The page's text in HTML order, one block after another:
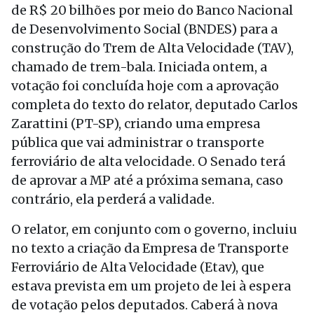
de R$ 20 bilhões por meio do Banco Nacional
de Desenvolvimento Social (BNDES) para a
construção do Trem de Alta Velocidade (TAV),
chamado de trem-bala. Iniciada ontem, a
votação foi concluída hoje com a aprovação
completa do texto do relator, deputado Carlos
Zarattini (PT-SP), criando uma empresa
pública que vai administrar o transporte
ferroviário de alta velocidade. O Senado terá
de aprovar a MP até a próxima semana, caso
contrário, ela perderá a validade.
O relator, em conjunto com o governo, incluiu
no texto a criação da Empresa de Transporte
Ferroviário de Alta Velocidade (Etav), que
estava prevista em um projeto de lei à espera
de votação pelos deputados. Caberá à nova